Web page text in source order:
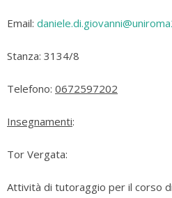
Email:
Stanza: 3134/8
Telefono: 0672597202
Insegnamenti:
Tor Vergata:
Attività di tutoraggio per il corso